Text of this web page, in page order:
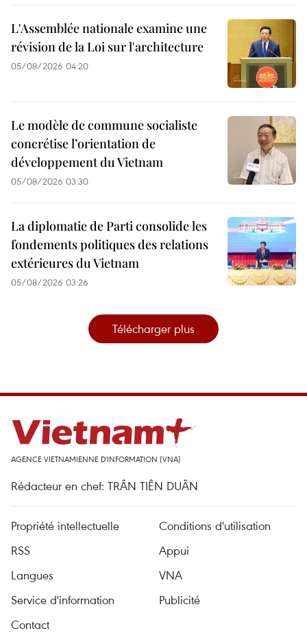
L'Assemblée nationale examine une
révision de la Loi sur l'architecture
05/08/2026 04:20
Le modèle de commune socialiste
concrétise l’orientation de
développement du Vietnam
05/08/2026 03:30
La diplomatie de Parti consolide les
fondements politiques des relations
extérieures du Vietnam
05/08/2026 03:26
Télécharger plus
AGENCE VIETNAMIENNE D'INFORMATION (VNA)
Rédacteur en chef: TRÂN TIÊN DUÂN
Propriété intellectuelle
Conditions d'utilisation
RSS
Appui
Langues
VNA
Service d'information
Publicité
Contact